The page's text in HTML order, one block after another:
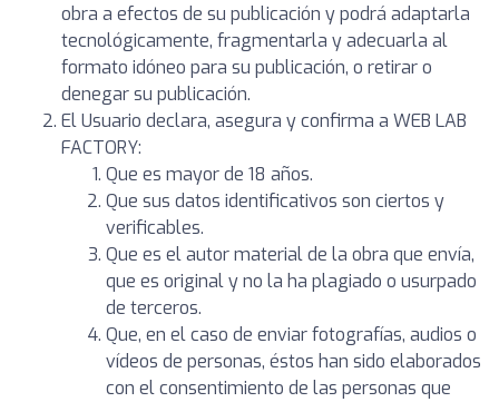
obra a efectos de su publicación y podrá adaptarla
tecnológicamente, fragmentarla y adecuarla al
formato idóneo para su publicación, o retirar o
denegar su publicación.
El Usuario declara, asegura y confirma a WEB LAB
FACTORY:
Que es mayor de 18 años.
Que sus datos identificativos son ciertos y
verificables.
Que es el autor material de la obra que envía,
que es original y no la ha plagiado o usurpado
de terceros.
Que, en el caso de enviar fotografías, audios o
vídeos de personas, éstos han sido elaborados
con el consentimiento de las personas que